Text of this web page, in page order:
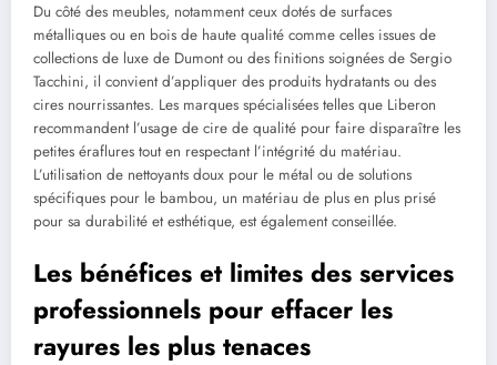
Du côté des meubles, notamment ceux dotés de surfaces
métalliques ou en bois de haute qualité comme celles issues de
collections de luxe de Dumont ou des finitions soignées de Sergio
Tacchini, il convient d’appliquer des produits hydratants ou des
cires nourrissantes. Les marques spécialisées telles que Liberon
recommandent l’usage de cire de qualité pour faire disparaître les
petites éraflures tout en respectant l’intégrité du matériau.
L’utilisation de nettoyants doux pour le métal ou de solutions
spécifiques pour le bambou, un matériau de plus en plus prisé
pour sa durabilité et esthétique, est également conseillée.
Les bénéfices et limites des services
professionnels pour effacer les
rayures les plus tenaces